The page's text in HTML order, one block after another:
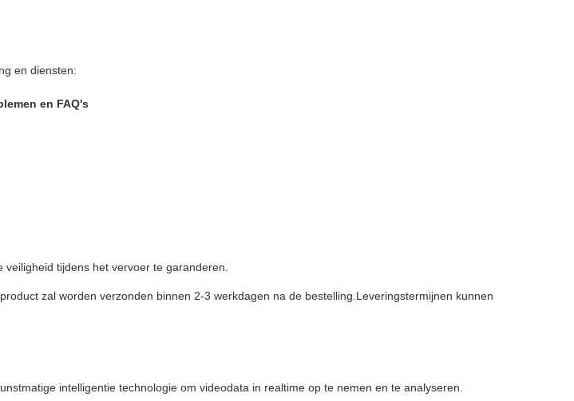
en diensten:
en FAQ's
tijdens het vervoer te garanderen.
zal worden verzonden binnen 2-3 werkdagen na de bestelling.Leveringstermijnen kunnen
intelligentie technologie om videodata in realtime op te nemen en te analyseren.